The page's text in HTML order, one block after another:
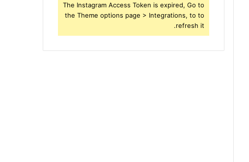
The Instagram Access Token is expired, Go to
the Theme options page > Integrations, to to
refresh it.